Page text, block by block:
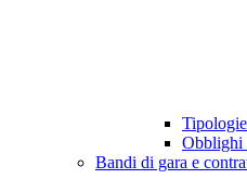
Obblighi
Bandi di gara e